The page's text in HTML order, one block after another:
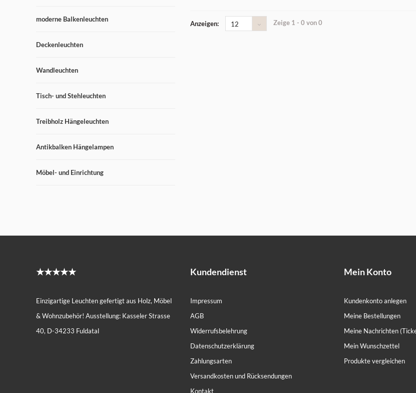
moderne Balkenleuchten
Deckenleuchten
Wandleuchten
Tisch- und Stehleuchten
Treibholz Hängeleuchten
Antikbalken Hängelampen
Möbel- und Einrichtung
Anzeigen: 12 Zeige 1 - 0 von 0
★★★★★
Einzigartige Leuchten gefertigt aus Holz, Möbel
& Wohnzubehör! Ausstellung: Kasseler Strasse
40, D-34233 Fuldatal
Kundendienst
Impressum
AGB
Widerrufsbelehrung
Datenschutzerklärung
Zahlungsarten
Versandkosten und Rücksendungen
Kontakt
Mein Konto
Kundenkonto anlegen
Meine Bestellungen
Meine Nachrichten
Mein Wunschzettel
Produkte vergleichen